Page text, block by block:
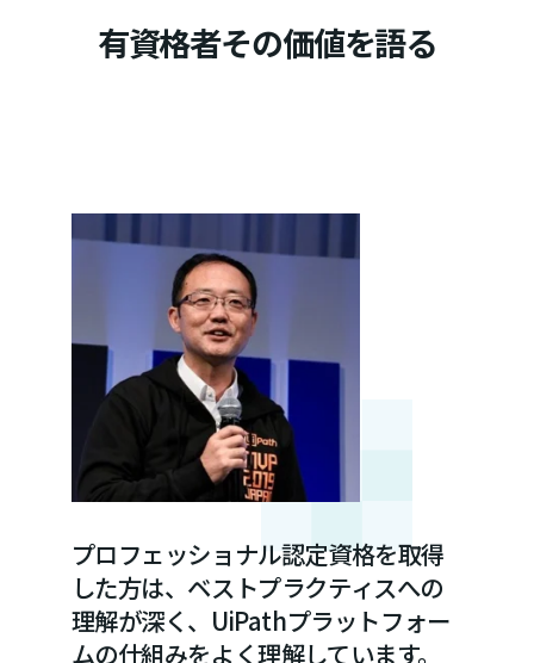
有資格者その価値を語る
プロフェッショナル認定資格を取得
した方は、ベストプラクティスへの
理解が深く、UiPathプラットフォー
ムの仕組みをよく理解しています。